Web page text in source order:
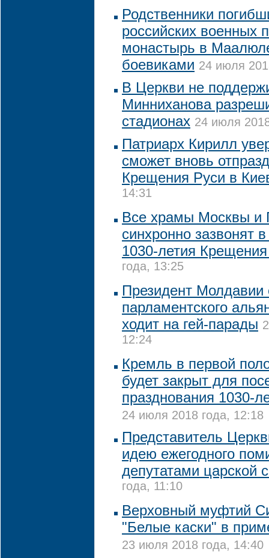
Родственники
российских военных
монастырь в
боевиками 24 июля
В Церкви не
Минниханова
стадионах 24 июля
Патриарх Кирилл
сможет вновь
Крещения Руси в
14:31
Все храмы Москвы и
синхронно зазвонят
1030-летия
года, 13:25
Президент Молдавии
парламентского
ходит на гей-парады
12:24
Кремль в первой
будет закрыт для
празднования 1030-
24 июля 2018 года, 12:18
Представитель
идею ежегодного
депутатами царской
года, 11:10
Верховный муфтий
"Белые каски" в
23 июля 2018 года, 14:40